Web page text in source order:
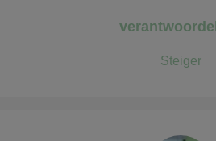
Steiger